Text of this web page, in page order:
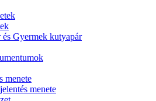
Gyermek kutyapár
menete
menete